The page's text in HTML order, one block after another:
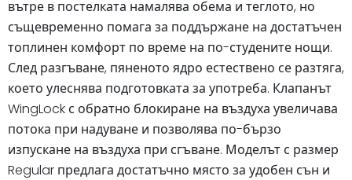
вътре в постелката намалява обема и теглото, но
същевременно помага за поддържане на достатъчен
топлинен комфорт по време на по-студените нощи.
След разгъване, пяненото ядро естествено се разтяга,
което улеснява подготовката за употреба. Клапанът
WingLock с обратно блокиране на въздуха увеличава
потока при надуване и позволява по-бързо
изпускане на въздуха при сгъване. Моделът с размер
Regular предлага достатъчно място за удобен сън и